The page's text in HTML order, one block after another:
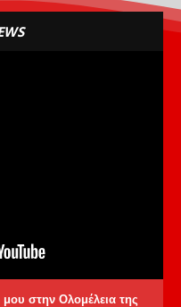
στην Ολομέλεια της